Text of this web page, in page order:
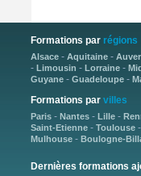
Formations par régions
Alsace- Aquitaine-
- Limousin - Lorraine-
Guyane- Guadeloupe-
Formations par villes
Paris- Nantes- Lille-
Saint-Etienne- Toulouse-
Mulhouse- Boulogne-
Dernières formations